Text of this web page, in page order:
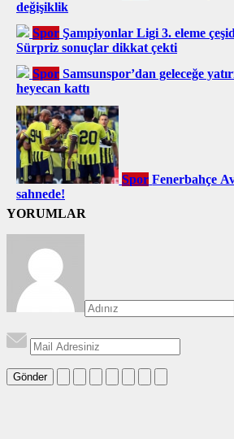
değişiklik
Spor Şampiyonlar Ligi 3. eleme
Sürpriz sonuçlar dikkat çekti
Spor Samsunspor’dan geleceğe
heyecan kattı
Spor Fenerbahçe
sahnede!
YORUMLAR
Gönder